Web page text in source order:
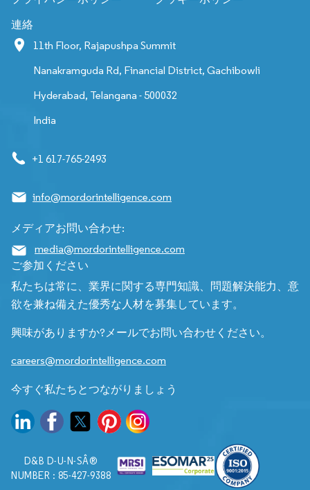
連絡
11th Floor, Rajapushpa Summit
Nanakramguda Rd, Financial District, Gachibowli
Hyderabad, Telangana - 500032
India
+1 617-765-2493
info@mordorintelligence.com
メディアお問い合わせ:
media@mordorintelligence.com
ご参加ください
私たちは常に、業界に関する専門知識、問題解決能力、意
欲を兼ね備えた優秀な人材を募集しています。
興味がありますか?メールでお問い合わせください。
careers@mordorintelligence.com
今すぐ私たちとつながりましょう
D&B D-U-N-SÂ®
NUMBER : 85-427-9388